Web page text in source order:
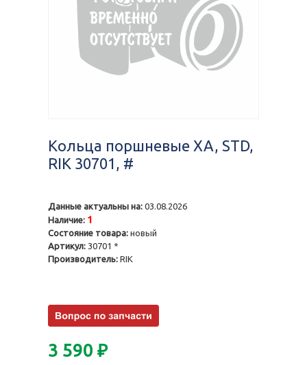
Кольца поршневые XA, STD,
RIK 30701, #
Данные актуальны на: 03.08.2026
Наличие: 1
Состояние товара: новый
Артикул: 30701 *
Производитель: RIK
3 590 ₽